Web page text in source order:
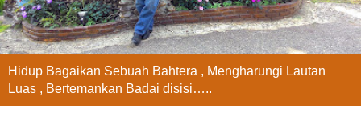
Hidup Bagaikan Sebuah Bahtera , Mengharungi Lautan
Luas , Bertemankan Badai disisi…..